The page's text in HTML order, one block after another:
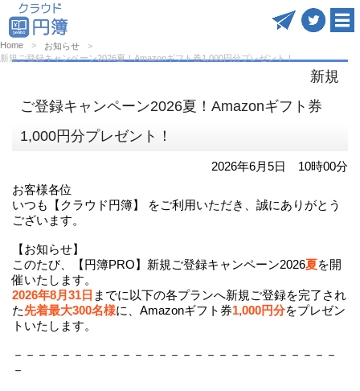
Home
お知らせ
新規ご登録キャンペーン2026夏！Amazonギフト券1,000円分プレゼント！
新規
ご登録キャンペーン2026夏！Amazonギフト券
1,000円分プレゼント！
2026年6月5日 10時00分
お客様各位
いつも【クラウド円簿】 をご利用いただき、誠にありがとう
ございます。
【お知らせ】
このたび、【円簿PRO】新規ご登録キャンペーン2026夏を開
催いたします。
2026年8月31日 までに以下の各プランへ新規ご登録を完了され
た先着最大300名様に、Amazonギフト券1,000円分をプレゼン
トいたします。
－－－－－－－－－－－－－－－－－－－－－－－－－－－
－